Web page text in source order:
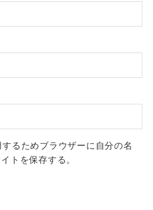
るためブラウザーに自分の名
トを保存する。